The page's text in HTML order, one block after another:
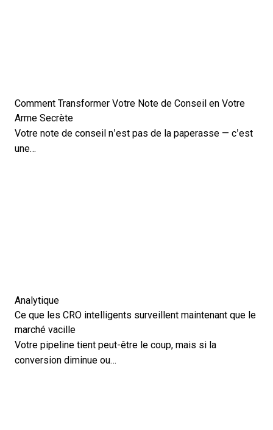
Comment Transformer Votre Note de Conseil en Votre
Arme Secrète
Votre note de conseil n’est pas de la paperasse — c’est
une…
Analytique
Ce que les CRO intelligents surveillent maintenant que le
marché vacille
Votre pipeline tient peut-être le coup, mais si la
conversion diminue ou…